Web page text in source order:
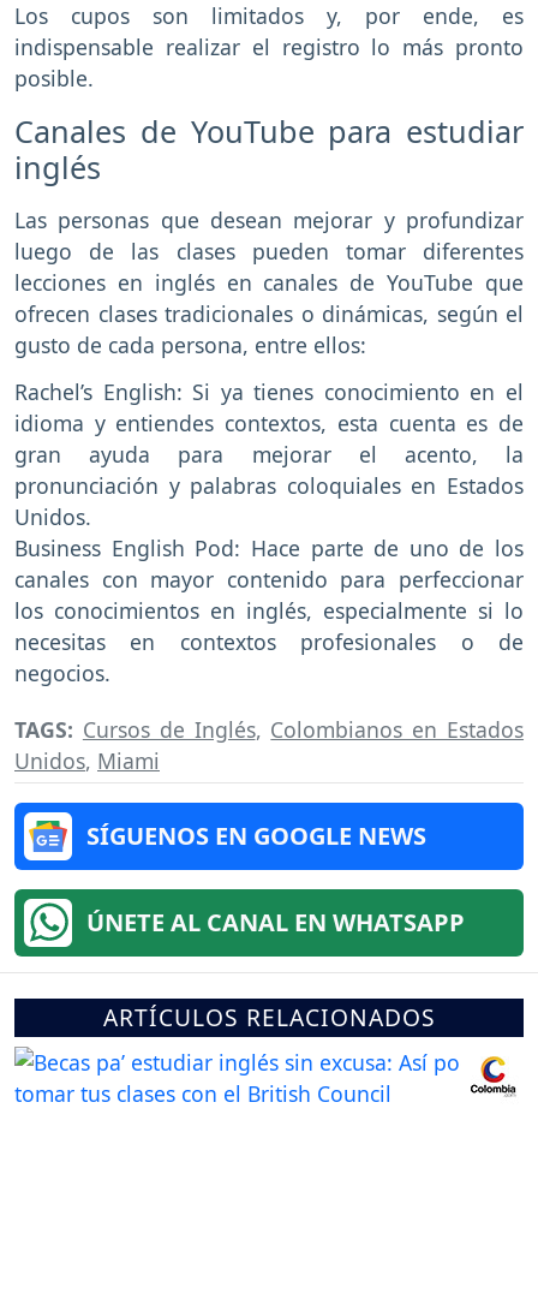
Los cupos son limitados y, por ende, es
indispensable realizar el registro lo más pronto
posible.
Canales de YouTube para estudiar
inglés
Las personas que desean mejorar y profundizar
luego de las clases pueden tomar diferentes
lecciones en inglés en canales de YouTube que
ofrecen clases tradicionales o dinámicas, según el
gusto de cada persona, entre ellos:
Rachel’s English: Si ya tienes conocimiento en el
idioma y entiendes contextos, esta cuenta es de
gran ayuda para mejorar el acento, la
pronunciación y palabras coloquiales en Estados
Unidos.
Business English Pod: Hace parte de uno de los
canales con mayor contenido para perfeccionar
los conocimientos en inglés, especialmente si lo
necesitas en contextos profesionales o de
negocios.
TAGS: Cursos de Inglés, Colombianos en Estados
Unidos, Miami
SÍGUENOS EN GOOGLE NEWS
ÚNETE AL CANAL EN WHATSAPP
ARTÍCULOS RELACIONADOS